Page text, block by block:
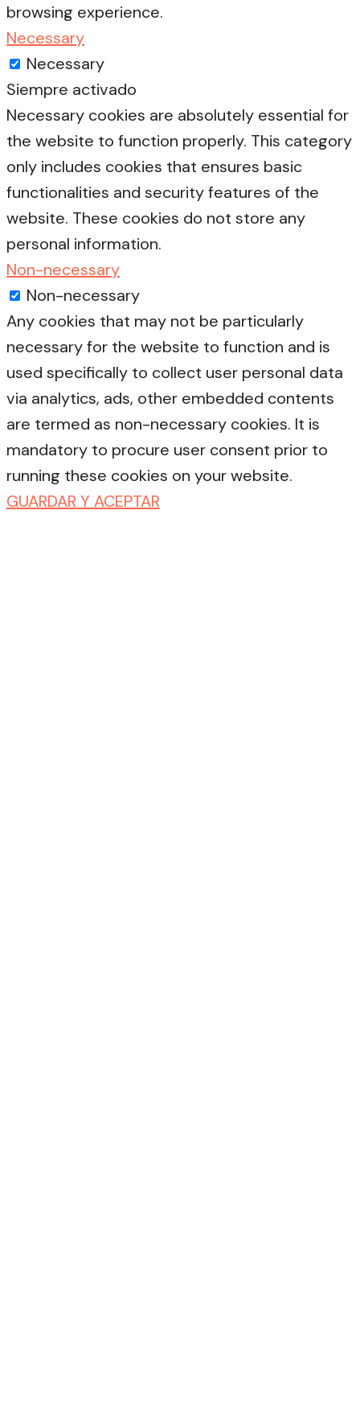
browsing experience.
Necessary
Necessary
Siempre activado
Necessary cookies are absolutely essential for
the website to function properly. This category
only includes cookies that ensures basic
functionalities and security features of the
website. These cookies do not store any
personal information.
Non-necessary
Non-necessary
Any cookies that may not be particularly
necessary for the website to function and is
used specifically to collect user personal data
via analytics, ads, other embedded contents
are termed as non-necessary cookies. It is
mandatory to procure user consent prior to
running these cookies on your website.
GUARDAR Y ACEPTAR